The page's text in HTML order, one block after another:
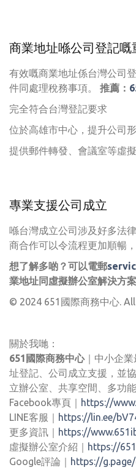
商業地址喺公司登記嘅
有效嘅商業地址係台灣公司
件同處理稅務事項。 推薦：
完全符合台灣登記要求
位於高雄市中心，提升公司
提供郵件轉發、會議室等虛
專業支援公司成立
喺台灣成立公司涉及好多法
商合作可以令流程更加順暢
想了解多啲？可以電郵
業地址同虛擬辦公室解決方案
© 2024 651國際商務中心.
關於我哋：
651國際商務中心｜中小企
址登記、公司成立支援，並
立辦公室、共享空間、多功
Facebook專頁｜ https://
LINE客服｜ https://lin.ee/
更多資訊｜ https://
虛擬辦公室介紹｜ https://
Google評論｜ https://